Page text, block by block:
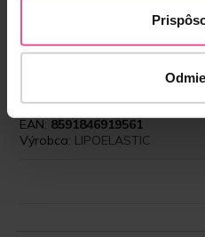
mieru”, tým pádom
vybrať presne to, čo
Produktový kód:LIPO-
EAN: 8591846919561
Výrobca: LIPOELASTIC